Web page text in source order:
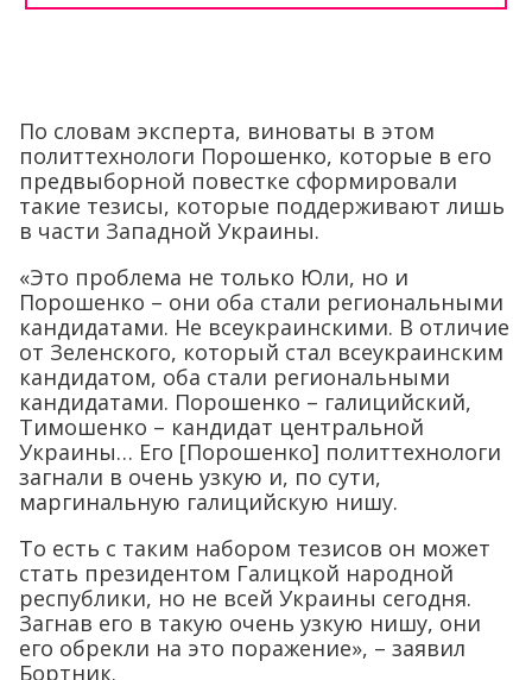
По словам эксперта, виноваты в этом
политтехнологи Порошенко, которые в его
предвыборной повестке сформировали
такие тезисы, которые поддерживают лишь
в части Западной Украины.
«Это проблема не только Юли, но и
Порошенко – они оба стали региональными
кандидатами. Не всеукраинскими. В отличие
от Зеленского, который стал всеукраинским
кандидатом, оба стали региональными
кандидатами. Порошенко – галицийский,
Тимошенко – кандидат центральной
Украины… Его [Порошенко] политтехнологи
загнали в очень узкую и, по сути,
маргинальную галицийскую нишу.
То есть с таким набором тезисов он может
стать президентом Галицкой народной
республики, но не всей Украины сегодня.
Загнав его в такую очень узкую нишу, они
его обрекли на это поражение», – заявил
Бортник.